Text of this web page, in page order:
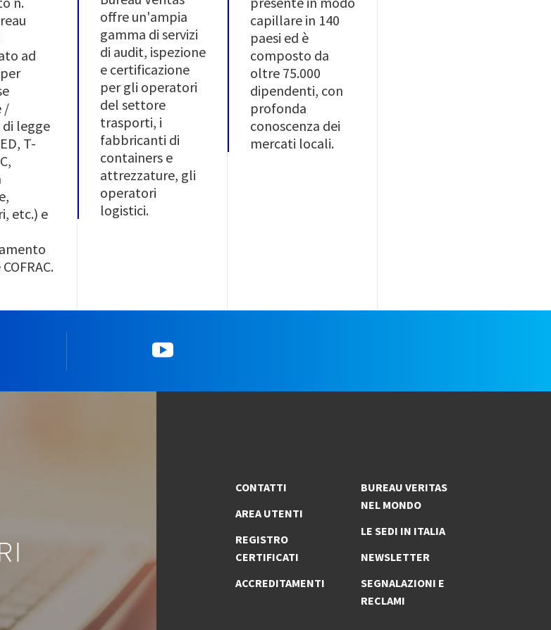
ad
/
legge
T-
etc.) e
offre un'ampia
gamma di servizi
di audit, ispezione
e certificazione
per gli operatori
del settore
trasporti, i
fabbricanti di
containers e
attrezzature, gli
operatori
logistici.
capillare in 140
paesi ed è
composto da
oltre 75.000
dipendenti, con
profonda
conoscenza dei
mercati locali.
CONTATTI
AREA UTENTI
REGISTRO
CERTIFICATI
ACCREDITAMENTI
BUREAU VERITAS
NEL MONDO
LE SEDI IN ITALIA
NEWSLETTER
SEGNALAZIONI E
RECLAMI